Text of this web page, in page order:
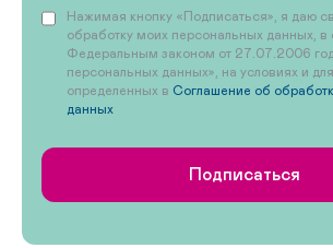
Нажимая кнопку «Подписаться», я даю
обработку моих персональных данных, в
Федеральным законом от 27.07.2006
персональных данных», на условиях и
определенных в Соглашение об
данных
Подписаться